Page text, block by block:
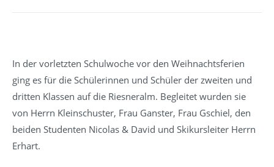
In der vorletzten Schulwoche vor den Weihnachtsferien
ging es für die Schülerinnen und Schüler der zweiten und
dritten Klassen auf die Riesneralm. Begleitet wurden sie
von Herrn Kleinschuster, Frau Ganster, Frau Gschiel, den
beiden Studenten Nicolas & David und Skikursleiter Herrn
Erhart.